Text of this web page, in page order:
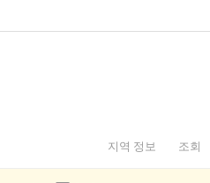
지역 정보 조회